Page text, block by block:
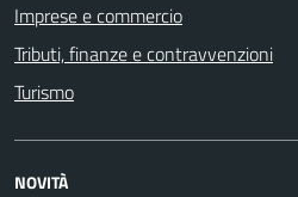
Imprese e commercio
Tributi, finanze e contravvenzioni
Turismo
NOVITÀ